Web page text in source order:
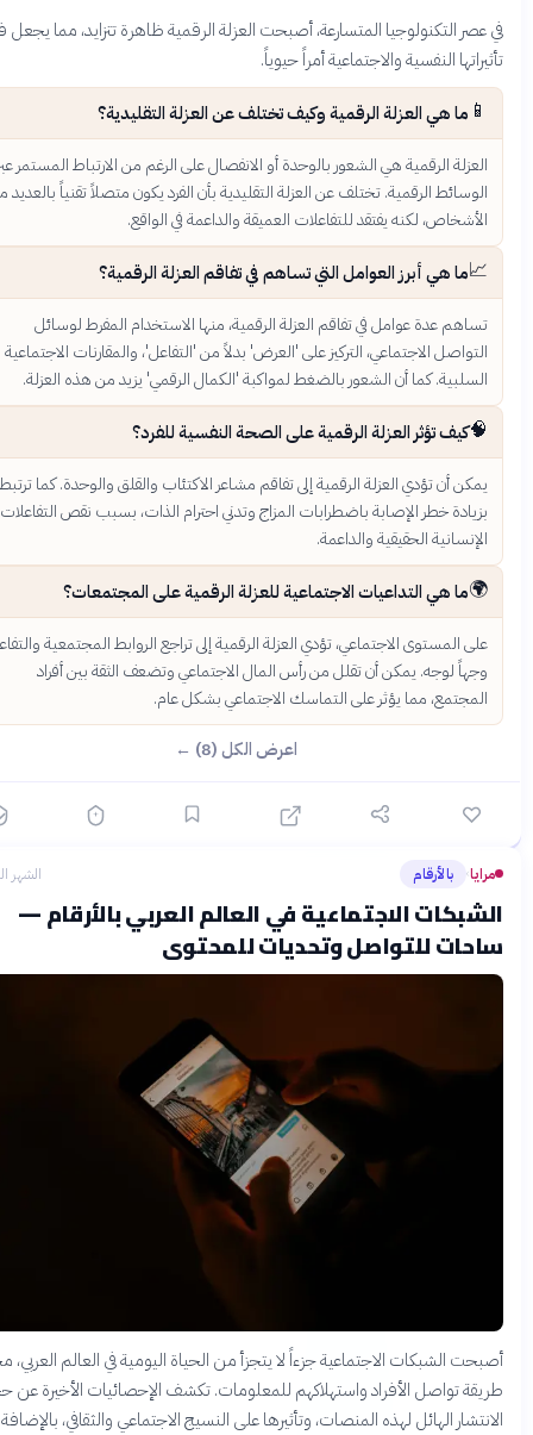
التكنولوجيا المتسارعة، أصبحت العزلة الرقمية ظاهرة تتزايد، مما يجعل فهم
النفسية والاجتماعية أمراً حيوياً.
ما هي العزلة الرقمية وكيف تختلف عن العزلة التقليدية؟
الرقمية هي الشعور بالوحدة أو الانفصال على الرغم من الارتباط المستمر عبر
الرقمية. تختلف عن العزلة التقليدية بأن الفرد يكون متصلاً تقنياً بالعديد من
لكنه يفتقد للتفاعلات العميقة والداعمة في الواقع.
ما هي أبرز العوامل التي تساهم في تفاقم العزلة الرقمية؟
عدة عوامل في تفاقم العزلة الرقمية، منها الاستخدام المفرط لوسائل
الاجتماعي، التركيز على 'العرض' بدلاً من 'التفاعل'، والمقارنات الاجتماعية
كما أن الشعور بالضغط لمواكبة 'الكمال الرقمي' يزيد من هذه العزلة.
كيف تؤثر العزلة الرقمية على الصحة النفسية للفرد؟
أن تؤدي العزلة الرقمية إلى تفاقم مشاعر الاكتئاب والقلق والوحدة. كما ترتبط
خطر الإصابة باضطرابات المزاج وتدني احترام الذات، بسبب نقص التفاعلات
الحقيقية والداعمة.
ما هي التداعيات الاجتماعية للعزلة الرقمية على المجتمعات؟
المستوى الاجتماعي، تؤدي العزلة الرقمية إلى تراجع الروابط المجتمعية والتفاعل
لوجه. يمكن أن تقلل من رأس المال الاجتماعي وتضعف الثقة بين أفراد
مما يؤثر على التماسك الاجتماعي بشكل عام.
اعرض الكل (8) ←
بالأرقام الشهر الماضي
الاجتماعية في العالم العربي بالأرقام —
للتواصل وتحديات للمحتوى
الشبكات الاجتماعية جزءاً لا يتجزأ من الحياة اليومية في العالم العربي، محوّلةً
تواصل الأفراد واستهلاكهم للمعلومات. تكشف الإحصائيات الأخيرة عن حجم
الهائل لهذه المنصات، وتأثيرها على النسيج الاجتماعي والثقافي، بالإضافة إلى